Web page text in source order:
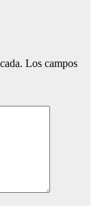
Los campos